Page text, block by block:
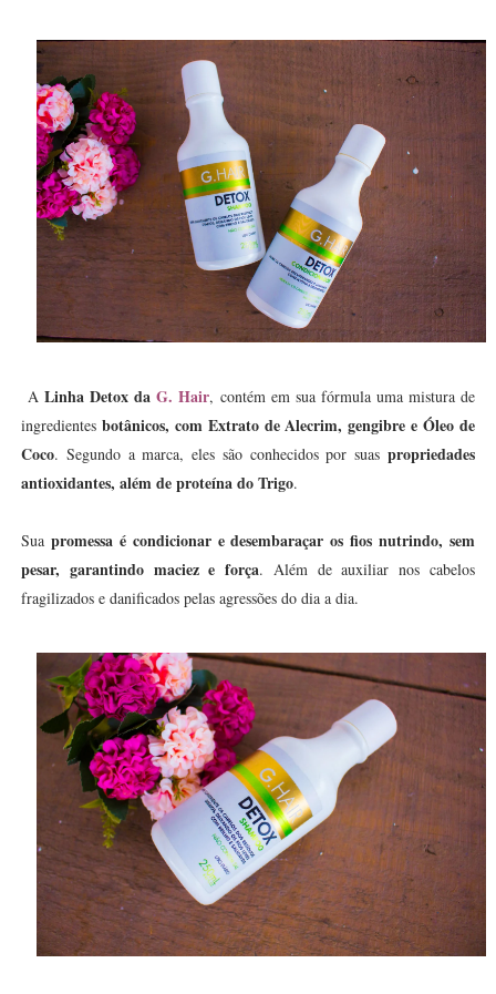
ALinha Detox daG. Hair, contém em sua fórmula uma mistura de
ingredientes botânicos, com Extrato de Alecrim, gengibre e Óleo de
Coco. Segundo a marca, eles são conhecidos por suaspropriedades
antioxidantes, além de proteína do Trigo.
Sua promessa é condicionar e desembaraçar os fios nutrindo, sem
pesar, garantindo maciez e força. Além de auxiliar nos cabelos
fragilizados e danificados pelas agressões do dia a dia.